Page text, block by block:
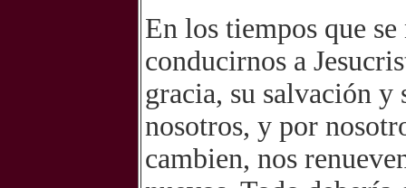
En los tiempos que
conducirnos a
gracia, su salvación y
nosotros, y por
cambien, nos